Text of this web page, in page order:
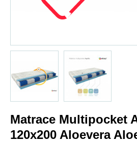
Matrace Multipocket
120x200 Aloevera